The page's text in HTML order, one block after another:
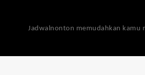
Jadwalnonton memudahkan kamu